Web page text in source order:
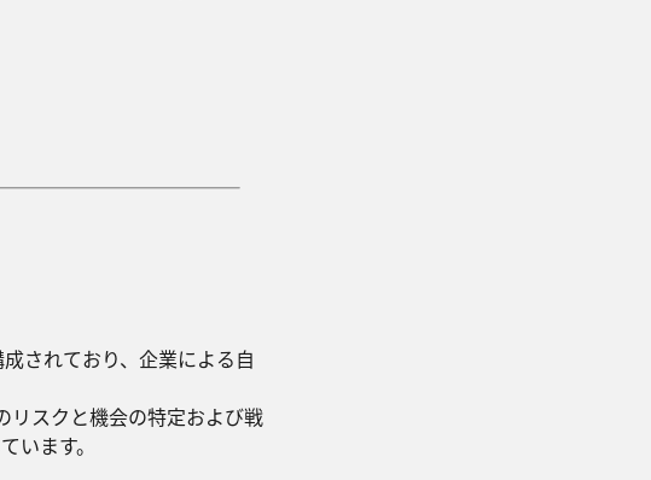
されており、企業による自
リスクと機会の特定および戦
います。